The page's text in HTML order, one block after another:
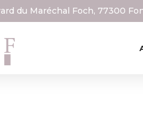
du Maréchal Foch, 77300